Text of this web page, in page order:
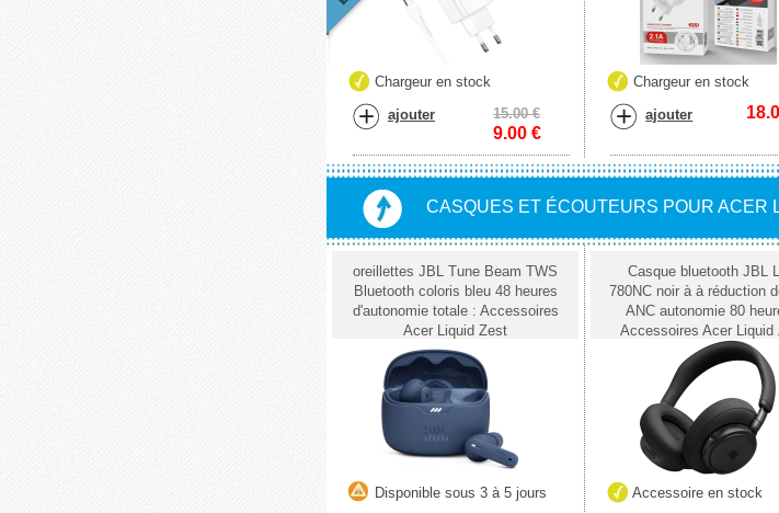
Chargeur en stock
ajouter 15.00 €
9.00€
Chargeur en stock
ajouter
CASQUES ET ÉCOUTEURS POUR ACER
oreillettes JBL Tune Beam TWS
Bluetooth coloris bleu 48 heures
d'autonomie totale : Accessoires
Acer Liquid Zest
Disponible sous 3 à 5 jours
Casque bluetooth JBL
780NC noir à à réduction
ANC autonomie 80
Accessoires Acer Liquid
Accessoire en stock